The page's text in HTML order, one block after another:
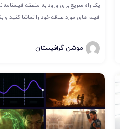
یک راه سریع برای ورود به منطقه
فیلم های مورد علاقه خود را تماشا کنید و
موشن گرافیستان